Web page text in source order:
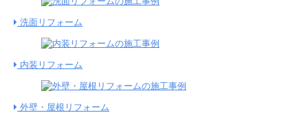
洗面リフォーム
内装リフォーム
外壁・屋根リフォーム